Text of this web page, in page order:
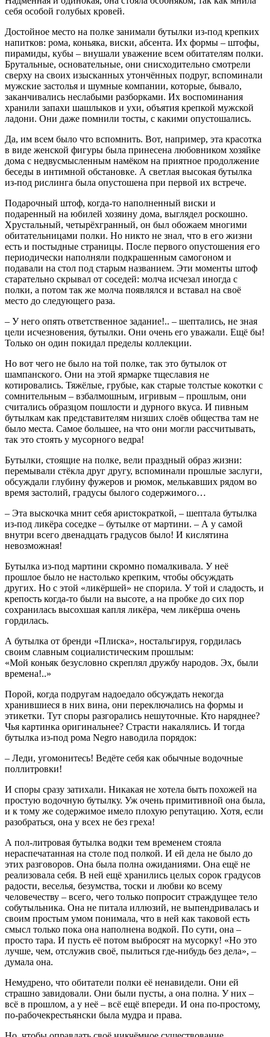
себя особой голубых кровей.
Достойное место на полке занимали бутылки из-под крепких
напитков: рома, коньяка, виски, абсента. Их формы – штофы,
пирамиды, кубы – внушали уважение всем обитателям полки.
Брутальные, основательные, они снисходительно смотрели
сверху на своих изысканных утончённых подруг, вспоминали
мужские застолья и шумные компании, которые, бывало,
заканчивались неслабыми разборками. Их воспоминания
хранили запахи шашлыков и ухи, объятия крепкой мужской
ладони. Они даже помнили тосты, с какими опустошались.
Да, им всем было что вспомнить. Вот, например, эта красотка
в виде женской фигуры была принесена любовником хозяйке
дома с недвусмысленным намёком на приятное продолжение
беседы в интимной обстановке. А светлая высокая бутылка
из-под рислинга была опустошена при первой их встрече.
Подарочный штоф, когда-то наполненный виски и
подаренный на юбилей хозяину дома, выглядел роскошно.
Хрустальный, четырёхгранный, он был обожаем многими
обитательницами полки. Но никто не знал, что в его жизни
есть и постыдные страницы. После первого опустошения его
периодически наполняли подкрашенным самогоном и
подавали на стол под старым названием. Эти моменты штоф
старательно скрывал от соседей: молча исчезал иногда с
полки, а потом так же молча появлялся и вставал на своё
место до следующего раза.
– У него опять ответственное задание!.. – шептались, не зная
цели исчезновения, бутылки. Они очень его уважали. Ещё бы!
Только он один покидал пределы коллекции.
Но вот чего не было на той полке, так это бутылок от
шампанского. Они на этой ярмарке тщеславия не
котировались. Тяжёлые, грубые, как старые толстые кокотки с
сомнительным – взбалмошным, игривым – прошлым, они
считались образцом пошлости и дурного вкуса. И пивным
бутылкам как представителям низших слоёв общества там не
было места. Самое большее, на что они могли рассчитывать,
так это стоять у мусорного ведра!
Бутылки, стоящие на полке, вели праздный образ жизни:
перемывали стёкла друг другу, вспоминали прошлые заслуги,
обсуждали глубину фужеров и рюмок, мелькавших рядом во
время застолий, градусы былого содержимого…
– Эта выскочка мнит себя аристократкой, – шептала бутылка
из-под ликёра соседке – бутылке от мартини. – А у самой
внутри всего двенадцать градусов было! И кислятина
невозможная!
Бутылка из-под мартини скромно помалкивала. У неё
прошлое было не настолько крепким, чтобы обсуждать
других. Но с этой «ликёршей» не спорила. У той и сладость, и
крепость когда-то были на высоте, а на пробке до сих пор
сохранилась высохшая капля ликёра, чем ликёрша очень
гордилась.
А бутылка от бренди «Плиска», ностальгируя, гордилась
своим славным социалистическим прошлым:
«Мой коньяк безусловно скреплял дружбу народов. Эх, были
времена!..»
Порой, когда подругам надоедало обсуждать некогда
хранившиеся в них вина, они переключались на формы и
этикетки. Тут споры разгорались нешуточные. Кто наряднее?
Чья картинка оригинальнее? Страсти накалялись. И тогда
бутылка из-под рома Negro наводила порядок:
– Леди, угомонитесь! Ведёте себя как обычные водочные
поллитровки!
И споры сразу затихали. Никакая не хотела быть похожей на
простую водочную бутылку. Уж очень примитивной она была,
и к тому же содержимое имело плохую репутацию. Хотя, если
разобраться, она у всех не без греха!
А пол-литровая бутылка водки тем временем стояла
нераспечатанная на столе под полкой. И ей дела не было до
этих разговоров. Она была полна ожиданиями. Она ещё не
реализовала себя. В ней ещё хранились целых сорок градусов
радости, веселья, безумства, тоски и любви ко всему
человечеству – всего, чего только попросит страждущее тело
собутыльника. Она не питала иллюзий, не выпендривалась и
своим простым умом понимала, что в ней как таковой есть
смысл только пока она наполнена водкой. По сути, она –
просто тара. И пусть её потом выбросят на мусорку! «Но это
лучше, чем, отслужив своё, пылиться где-нибудь без дела», –
думала она.
Немудрено, что обитатели полки её ненавидели. Они ей
страшно завидовали. Они были пусты, а она полна. У них –
всё в прошлом, а у неё – всё ещё впереди. И она по-простому,
по-рабочекрестьянски была мудра и права.